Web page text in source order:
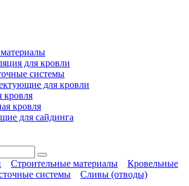
для кровли
системы
для кровли
кровля
кровля
для сайдинга
Строительные материалы
Кровельные
системы Сливы (отводы)